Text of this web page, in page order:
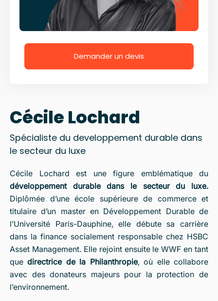
Cécile Lochard
Spécialiste du developpement durable dans
le secteur du luxe
Cécile Lochard est une figure emblématique du
développement durable dans le secteur du luxe.
Diplômée d’une école supérieure de commerce et
titulaire d’un master en Développement Durable de
l’Université Paris-Dauphine, elle débute sa carrière
dans la finance socialement responsable chez HSBC
Asset Management. Elle rejoint ensuite le WWF en tant
quedirectrice de la Philanthropie, où elle collabore
avec des donateurs majeurs pour la protection de
l’environnement.
Demander un devis